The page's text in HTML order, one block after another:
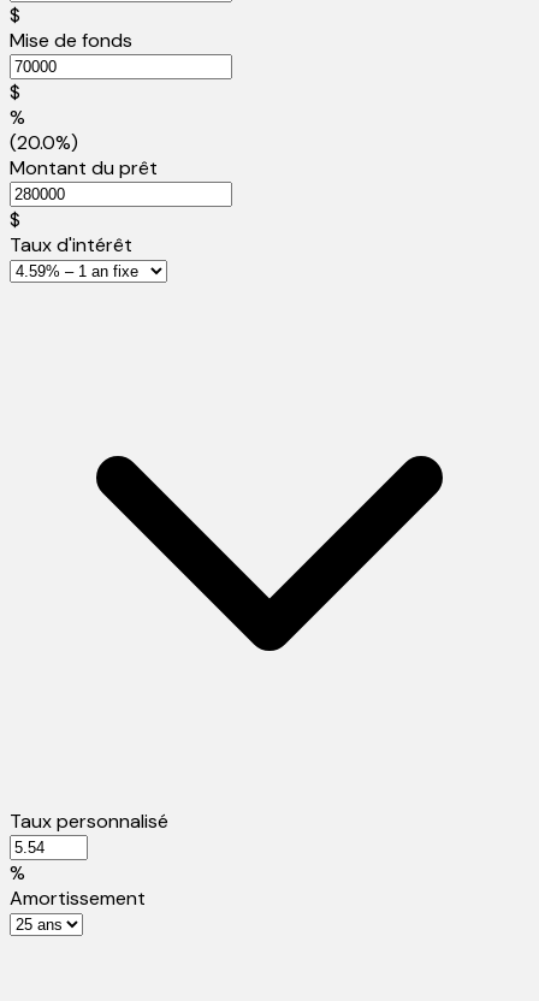
$
Mise de fonds
$
%
(20.0%)
Montant du prêt
$
Taux d'intérêt
Taux personnalisé
%
Amortissement